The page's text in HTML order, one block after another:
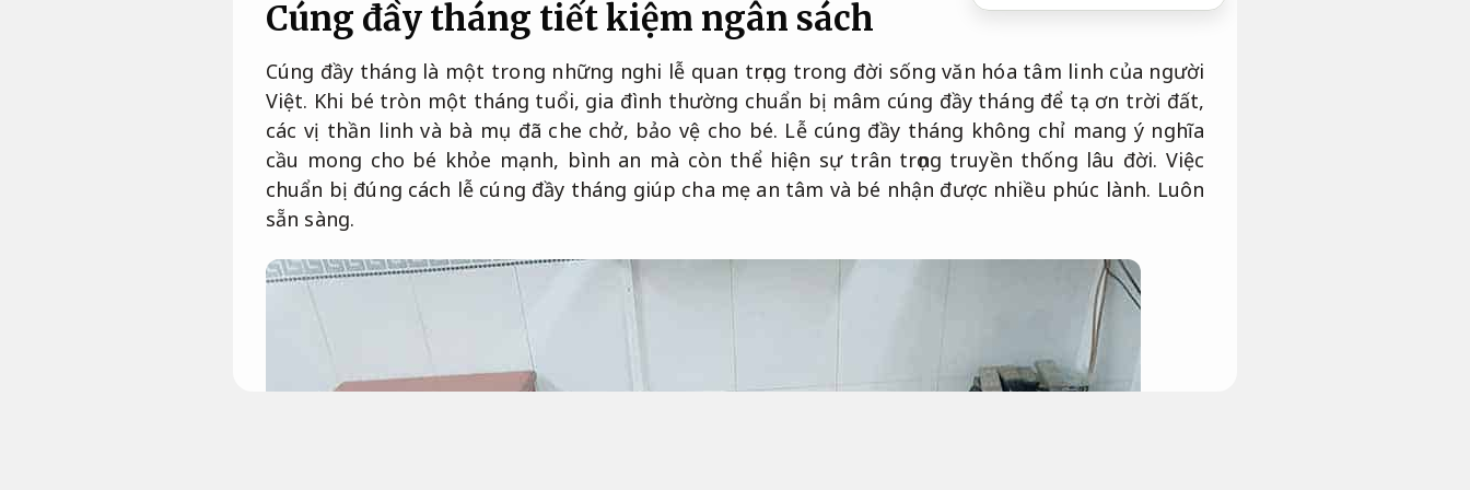
Cúng đầy tháng tiết kiệm ngân sách
Cúng đầy tháng là một trong những nghi lễ quan trọng trong đời sống văn hóa tâm linh của người
Việt. Khi bé tròn một tháng tuổi, gia đình thường chuẩn bị mâm cúng đầy tháng để tạ ơn trời đất,
các vị thần linh và bà mụ đã che chở, bảo vệ cho bé. Lễ cúng đầy tháng không chỉ mang ý nghĩa
cầu mong cho bé khỏe mạnh, bình an mà còn thể hiện sự trân trọng truyền thống lâu đời. Việc
chuẩn bị đúng cách lễ cúng đầy tháng giúp cha mẹ an tâm và bé nhận được nhiều phúc lành. Luôn
sẵn sàng.